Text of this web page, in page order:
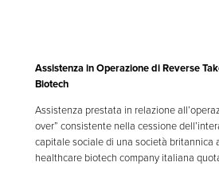
Assistenza in Operazione di Reverse
Biotech
Assistenza prestata in relazione
over” consistente nella cessione
capitale sociale di una società britannica
healthcare biotech company italiana